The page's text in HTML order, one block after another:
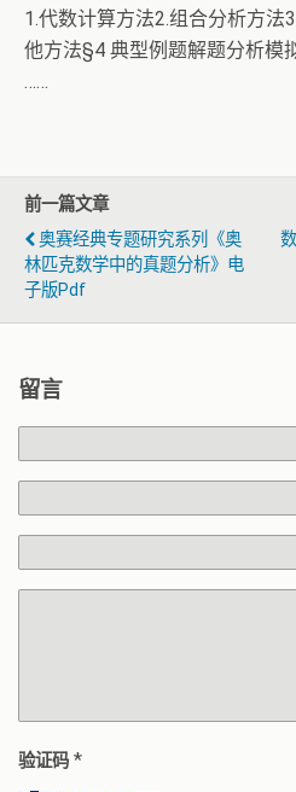
1.代数计算方法2.组合分析方法
他方法§4 典型例题解题分析模
……
前一篇文章
奥赛经典专题研究系列《奥
林匹克数学中的真题分析》电
子版pdf
留言
验证码 *